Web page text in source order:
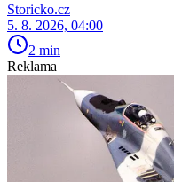
Storicko.cz
5. 8. 2026, 04:00
2 min
Reklama